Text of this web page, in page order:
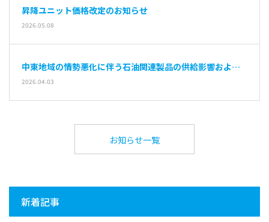
昇降ユニット価格改定のお知らせ
2026.05.08
中東地域の情勢悪化に伴う石油関連製品の供給影響および
納期遅延の可能性について
2026.04.03
お知らせ一覧
新着記事